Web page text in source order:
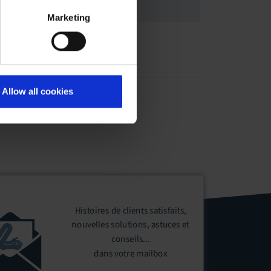
Marketing
Allow all cookies
Histoires de clients satisfaits,
nouvelles solutions, astuces et
conseils...
dans votre mailbox